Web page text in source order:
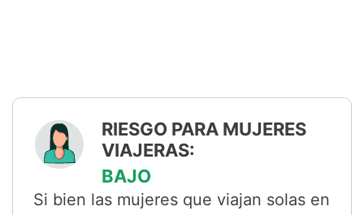
RIESGO PARA MUJERES
VIAJERAS:
BAJO
Si bien las mujeres que viajan solas en